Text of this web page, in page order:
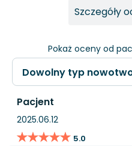
Pokaż oceny od
Szczegóły
Pacjent
2025.06.12
★★★★★
★★★★★ 5.0